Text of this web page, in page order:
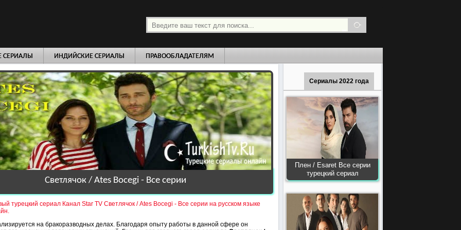
СЕРИАЛЫ ИНДИЙСКИЕ СЕРИАЛЫ ПРАВООБЛАДАТЕЛЯМ
Сериалы 2022 года
Плен / Esaret Все серии
турецкий сериал
Светлячок / Ates Bocegi - Все серии
турецкий сериал Канал Star TV Светлячок / Ates Bocegi - Все серии на русском языке
на бракоразводных делах. Благодаря опыту работы в данной сфере он